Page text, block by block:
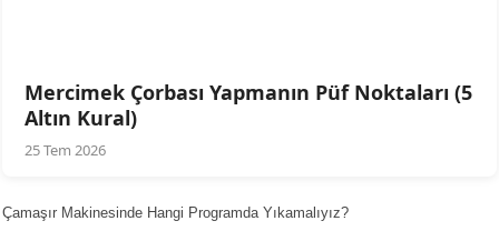
Mercimek Çorbası Yapmanın Püf Noktaları (5
Altın Kural)
25 Tem 2026
Çamaşır Makinesinde Hangi Programda Yıkamalıyız?